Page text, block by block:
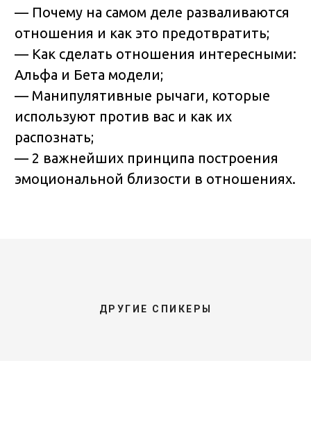
— Почему на самом деле разваливаются
отношения и как это предотвратить;
— Как сделать отношения интересными:
Альфа и Бета модели;
— Манипулятивные рычаги, которые
используют против вас и как их
распознать;
— 2 важнейших принципа построения
эмоциональной близости в отношениях.
ДРУГИЕ СПИКЕРЫ